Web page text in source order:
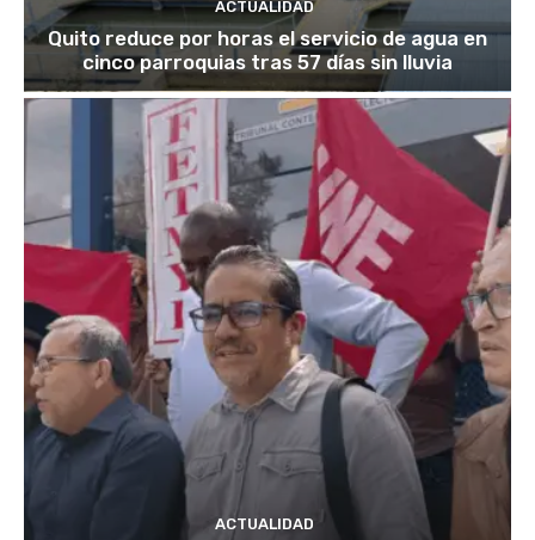
ACTUALIDAD
Quito reduce por horas el servicio de agua en
cinco parroquias tras 57 días sin lluvia
ACTUALIDAD